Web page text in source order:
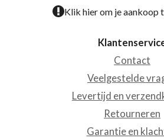
Klik hier om je aankoop
Contact
Veelgestelde
Levertijd en
Retourneren
Garantie en